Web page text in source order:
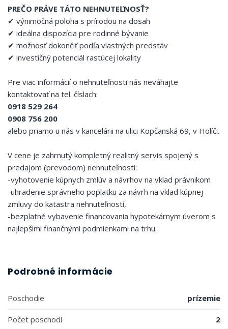
PREČO PRÁVE TÁTO NEHNUTEĽNOSŤ?
✔ výnimočná poloha s prírodou na dosah
✔ ideálna dispozícia pre rodinné bývanie
✔ možnosť dokončiť podľa vlastných predstáv
✔ investičný potenciál rastúcej lokality
Pre viac informácií o nehnuteľnosti nás neváhajte
kontaktovať na tel. číslach:
0918 529 264
0908 756 200
alebo priamo u nás v kancelárii na ulici Kopčanská 69, v Holíči.
V cene je zahrnutý kompletný realitný servis spojený s
predajom (prevodom) nehnuteľnosti:
-vyhotovenie kúpnych zmlúv a návrhov na vklad právnikom
-uhradenie správneho poplatku za návrh na vklad kúpnej
zmluvy do katastra nehnuteľností,
-bezplatné vybavenie financovania hypotekárnym úverom s
najlepšími finančnými podmienkami na trhu.
Podrobné informácie
Poschodie prízemie
Počet poschodí
2